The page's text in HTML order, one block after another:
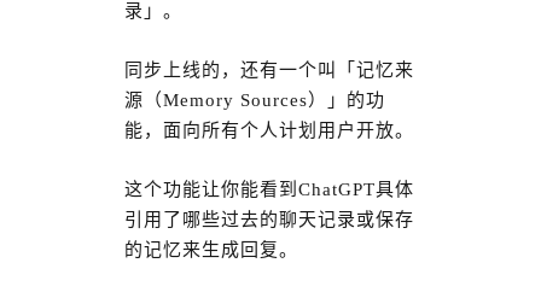
录」。
同步上线的，还有一个叫「记忆来
源（Memory Sources）」的功
能，面向所有个人计划用户开放。
这个功能让你能看到ChatGPT具体
引用了哪些过去的聊天记录或保存
的记忆来生成回复。